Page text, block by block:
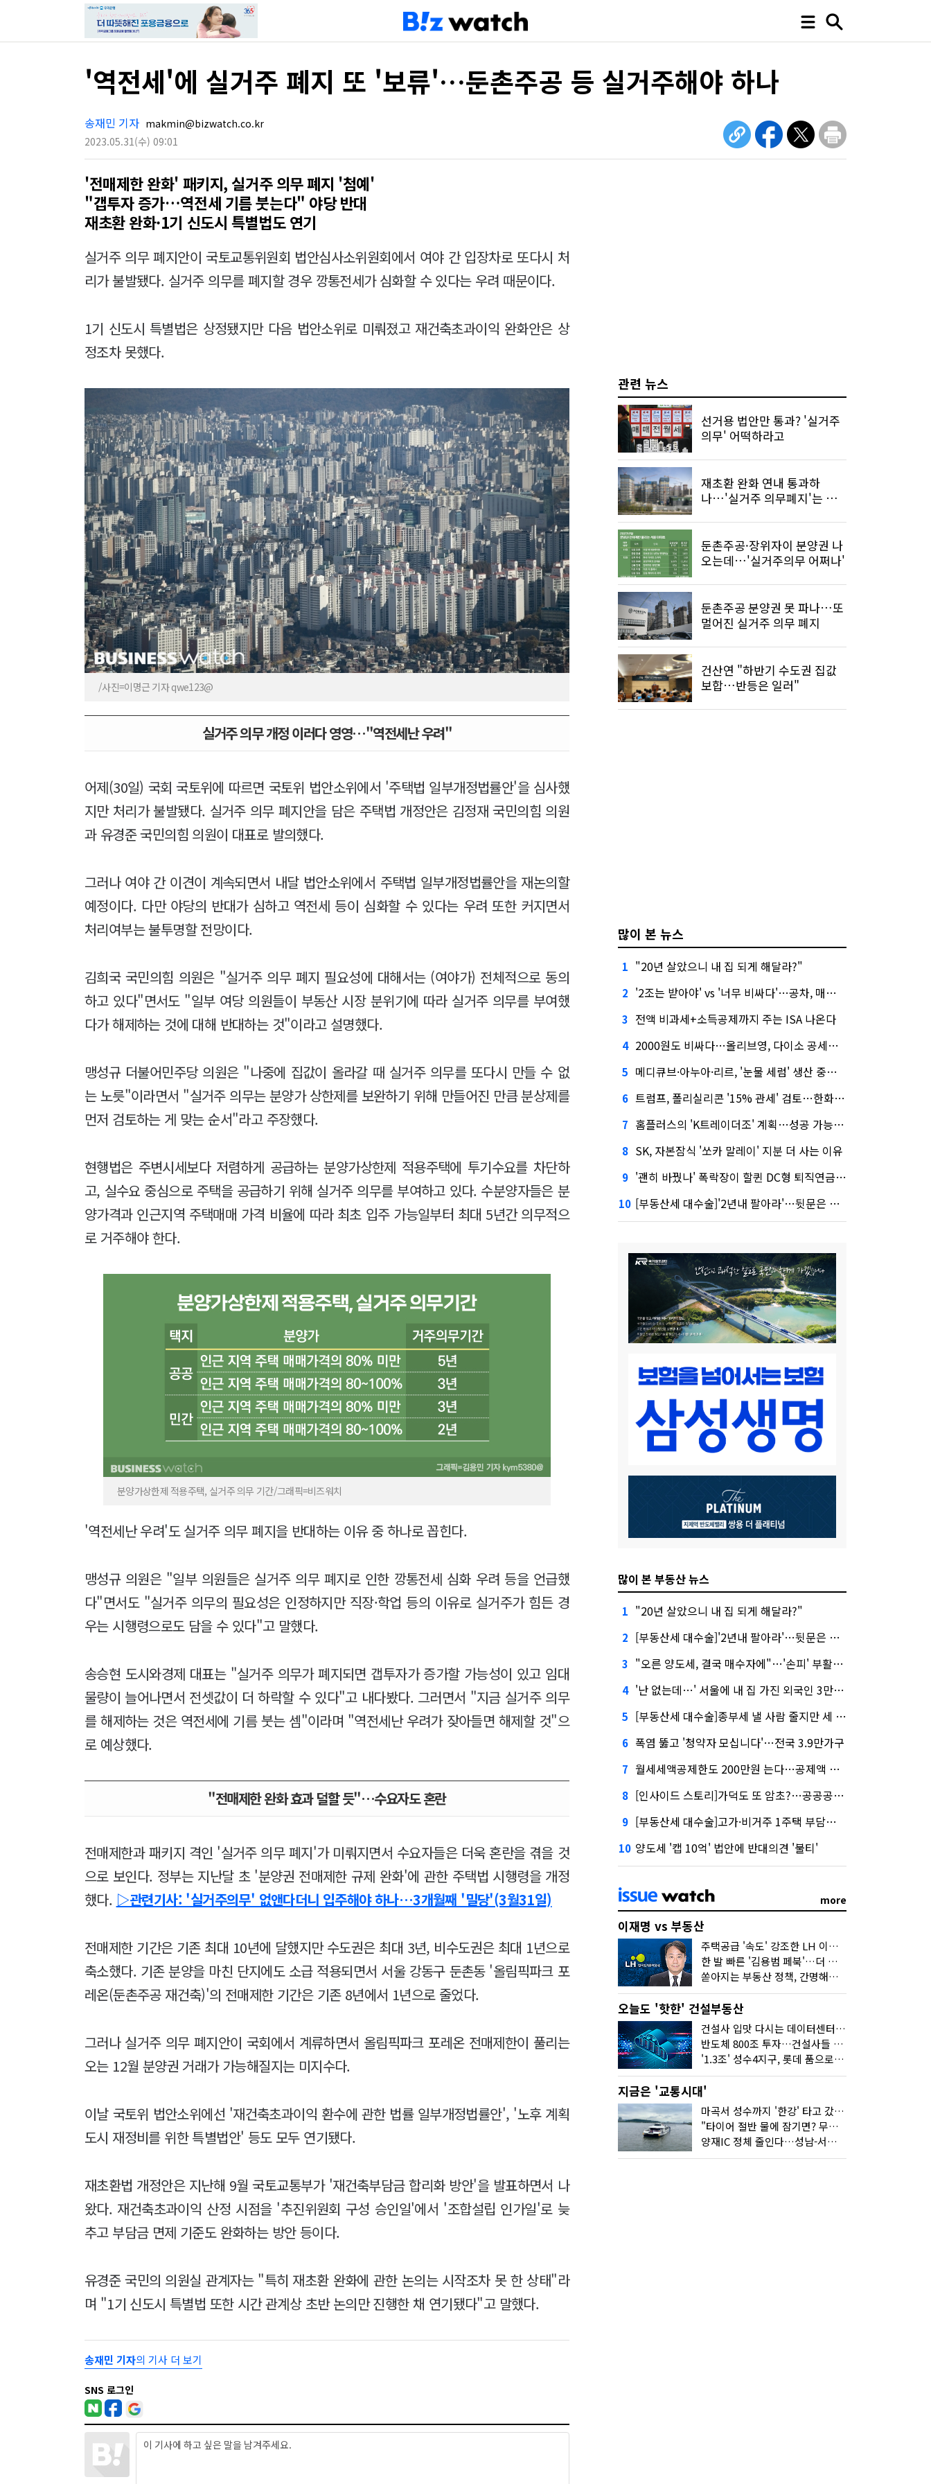
'역전세'에 실거주 폐지 또 '보류'…둔촌주공 등 실거주해야 하나
송재민 기자 makmin@bizwatch.co.kr
2023.05.31(수) 09:01
'전매제한 완화' 패키지, 실거주 의무 폐지 '첨예'
"갭투자 증가…역전세 기름 붓는다" 야당 반대
재초환 완화·1기 신도시 특별법도 연기
실거주 의무 폐지안이 국토교통위원회 법안심사소위원회에서 여야 간 입장차로 또다시 처
리가 불발됐다. 실거주 의무를 폐지할 경우 깡통전세가 심화할 수 있다는 우려 때문이다.
1기 신도시 특별법은 상정됐지만 다음 법안소위로 미뤄졌고 재건축초과이익 완화안은 상
정조차 못했다.
/사진=이명근 기자 qwe123@
실거주 의무 개정 이러다 영영…"역전세난 우려"
어제(30일) 국회 국토위에 따르면 국토위 법안소위에서 '주택법 일부개정법률안'을 심사했
지만 처리가 불발됐다. 실거주 의무 폐지안을 담은 주택법 개정안은 김정재 국민의힘 의원
과 유경준 국민의힘 의원이 대표로 발의했다.
그러나 여야 간 이견이 계속되면서 내달 법안소위에서 주택법 일부개정법률안을 재논의할
예정이다. 다만 야당의 반대가 심하고 역전세 등이 심화할 수 있다는 우려 또한 커지면서
처리여부는 불투명할 전망이다.
김희국 국민의힘 의원은 "실거주 의무 폐지 필요성에 대해서는 (여야가) 전체적으로 동의
하고 있다"면서도 "일부 여당 의원들이 부동산 시장 분위기에 따라 실거주 의무를 부여했
다가 해제하는 것에 대해 반대하는 것"이라고 설명했다.
맹성규 더불어민주당 의원은 "나중에 집값이 올라갈 때 실거주 의무를 또다시 만들 수 없
는 노릇"이라면서 "실거주 의무는 분양가 상한제를 보완하기 위해 만들어진 만큼 분상제를
먼저 검토하는 게 맞는 순서"라고 주장했다.
현행법은 주변시세보다 저렴하게 공급하는 분양가상한제 적용주택에 투기수요를 차단하
고, 실수요 중심으로 주택을 공급하기 위해 실거주 의무를 부여하고 있다. 수분양자들은 분
양가격과 인근지역 주택매매 가격 비율에 따라 최초 입주 가능일부터 최대 5년간 의무적으
로 거주해야 한다.
분양가상한제 적용주택, 실거주 의무 기간/그래픽=비즈워치
'역전세난 우려'도 실거주 의무 폐지을 반대하는 이유 중 하나로 꼽힌다.
맹성규 의원은 "일부 의원들은 실거주 의무 폐지로 인한 깡통전세 심화 우려 등을 언급했
다"면서도 "실거주 의무의 필요성은 인정하지만 직장·학업 등의 이유로 실거주가 힘든 경
우는 시행령으로도 담을 수 있다"고 말했다.
송승현 도시와경제 대표는 "실거주 의무가 폐지되면 갭투자가 증가할 가능성이 있고 임대
물량이 늘어나면서 전셋값이 더 하락할 수 있다"고 내다봤다. 그러면서 "지금 실거주 의무
를 해제하는 것은 역전세에 기름 붓는 셈"이라며 "역전세난 우려가 잦아들면 해제할 것"으
로 예상했다.
"전매제한 완화 효과 덜할 듯"…수요자도 혼란
전매제한과 패키지 격인 '실거주 의무 폐지'가 미뤄지면서 수요자들은 더욱 혼란을 겪을 것
으로 보인다. 정부는 지난달 초 '분양권 전매제한 규제 완화'에 관한 주택법 시행령을 개정
했다. ▷관련기사: '실거주의무' 없앤다더니 입주해야 하나…3개월째 '밀당'(3월31일)
전매제한 기간은 기존 최대 10년에 달했지만 수도권은 최대 3년, 비수도권은 최대 1년으로
축소했다. 기존 분양을 마친 단지에도 소급 적용되면서 서울 강동구 둔촌동 '올림픽파크 포
레온(둔촌주공 재건축)'의 전매제한 기간은 기존 8년에서 1년으로 줄었다.
그러나 실거주 의무 폐지안이 국회에서 계류하면서 올림픽파크 포레온 전매제한이 풀리는
오는 12월 분양권 거래가 가능해질지는 미지수다.
이날 국토위 법안소위에선 '재건축초과이익 환수에 관한 법률 일부개정법률안', '노후 계획
도시 재정비를 위한 특별법안' 등도 모두 연기됐다.
재초환법 개정안은 지난해 9월 국토교통부가 '재건축부담금 합리화 방안'을 발표하면서 나
왔다. 재건축초과이익 산정 시점을 '추진위원회 구성 승인일'에서 '조합설립 인가일'로 늦
추고 부담금 면제 기준도 완화하는 방안 등이다.
유경준 국민의 의원실 관계자는 "특히 재초환 완화에 관한 논의는 시작조차 못 한 상태"라
며 "1기 신도시 특별법 또한 시간 관계상 초반 논의만 진행한 채 연기됐다"고 말했다.
송재민 기자의 기사 더 보기
SNS 로그인
관련 뉴스
선거용 법안만 통과? '실거주
의무' 어떡하라고
재초환 완화 연내 통과하
나…'실거주 의무폐지'는 없
둔촌주공·장위자이 분양권 나
오는데…'실거주의무 어쩌나'
둔촌주공 분양권 못 파나…또
멀어진 실거주 의무 폐지
건산연 "하반기 수도권 집값
보합…반등은 일러"
많이 본 뉴스
1 "20년 살았으니 내 집 되게 해달라?"
2 '2조는 받아야' vs '너무 비싸다'…공차, 매각 성공할까
3 전액 비과세+소득공제까지 주는 ISA 나온다
4 2000원도 비싸다…올리브영, 다이소 공세에 '가성비'로 맞불
5 메디큐브·아누아·리르, '눈물 세럼' 생산 중단한다
6 트럼프, 폴리실리콘 '15% 관세' 검토…한화큐셀·OCI 영향은?
7 홈플러스의 'K트레이더조' 계획…성공 가능성은 '글쎄'
8 SK, 자본잠식 '쏘카 말레이' 지분 더 사는 이유
9 '괜히 바꿨나' 폭락장이 할퀸 DC형 퇴직연금…전문가 조언은
10 [부동산세 대수술]'2년내 팔아라'…뒷문은 열었다
많이 본 부동산 뉴스
1 "20년 살았으니 내 집 되게 해달라?"
2 [부동산세 대수술]'2년내 팔아라'…뒷문은 열었다
3 "오른 양도세, 결국 매수자에"…'손피' 부활할까?
4 '난 없는데…' 서울에 내 집 가진 외국인 3만3000명
5 [부동산세 대수술]종부세 낼 사람 줄지만 세 부담 커진다
6 폭염 뚫고 '청약자 모십니다'…전국 3.9만가구
7 월세세액공제한도 200만원 는다…공제액 최대 54만원↑
8 [인사이드 스토리]가덕도 또 암초?…공공공사의 '굴레'
9 [부동산세 대수술]고가·비거주 1주택 부담…'대전족'도 불똥
10 양도세 '캡 10억' 법안에 반대의견 '불티'
more
이재명 vs 부동산
주택공급 '속도' 강조한 LH 이성훈 "전력질주해야"
한 발 빠른 '김용범 페북'…더 강한 부동산 규제 나오나
쏟아지는 부동산 정책, 간명해져야
오늘도 '핫한' 건설부동산
건설사 입맛 다시는 데이터센터…암초는 '주민 반대'
반도체 800조 투자…건설사들 "물 들어온다!"
'1.3조' 성수4지구, 롯데 품으로…'성수르엘 S70' 거듭
지금은 '교통시대'
마곡서 성수까지 '한강' 타고 갔습니다
"타이어 절반 물에 잠기면? 무조건 탈출하세요"
양재IC 정체 줄인다…성남-서초 고속도로 2029년 착공